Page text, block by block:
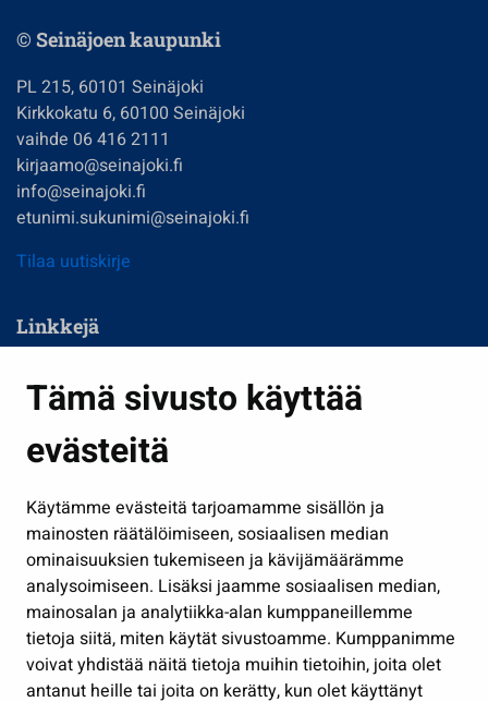
Tämä sivusto käyttää
evästeitä
Käytämme evästeitä tarjoamamme sisällön ja
mainosten räätälöimiseen, sosiaalisen median
ominaisuuksien tukemiseen ja kävijämäärämme
analysoimiseen. Lisäksi jaamme sosiaalisen median,
mainosalan ja analytiikka-alan kumppaneillemme
tietoja siitä, miten käytät sivustoamme. Kumppanimme
voivat yhdistää näitä tietoja muihin tietoihin, joita olet
antanut heille tai joita on kerätty, kun olet käyttänyt
© Seinäjoen kaupunki
PL 215, 60101 Seinäjoki
Kirkkokatu 6, 60100 Seinäjoki
vaihde 06 416 2111
kirjaamo@seinajoki.fi
info@seinajoki.fi
etunimi.sukunimi@seinajoki.fi
Tilaa uutiskirje
Linkkejä
Kasvatus ja opetus
Kulttuuri ja liikunta
Työ ja yrittäminen
Osallistu ja asioi
Näytä omat evästeasetukseni
Seuraa meitä